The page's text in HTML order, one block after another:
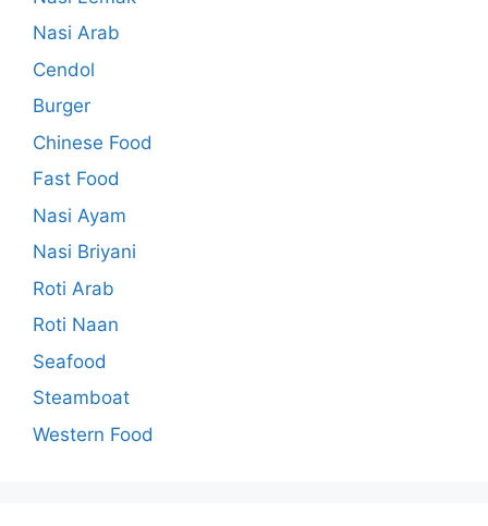
Nasi Arab
Cendol
Burger
Chinese Food
Fast Food
Nasi Ayam
Nasi Briyani
Roti Arab
Roti Naan
Seafood
Steamboat
Western Food